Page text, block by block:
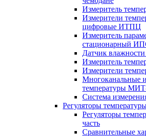
Измеритель
Измерители
цифровые ИТПЦ
Измеритель
стационарный
Датчик
Измеритель
Измерители
Многоканальные
температуры
Система
Регуляторы
Регуляторы
часть
Сравнительные